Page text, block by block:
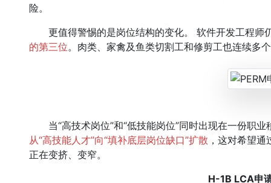
险。
更值得警惕的是岗位结构的变化。 软件开发工程师
的第三位。肉类、家禽及鱼类切割工和修剪工也连续多
当“高技术岗位”和“低技能岗位”同时出现在一份职业
从“高技能人才”向“填补底层岗位缺口”扩散 ，这对希望
正在变挤、变窄。
H-1B LCA申